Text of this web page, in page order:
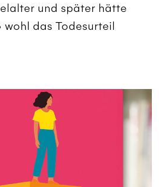
und später hätte
wohl das Todesurteil